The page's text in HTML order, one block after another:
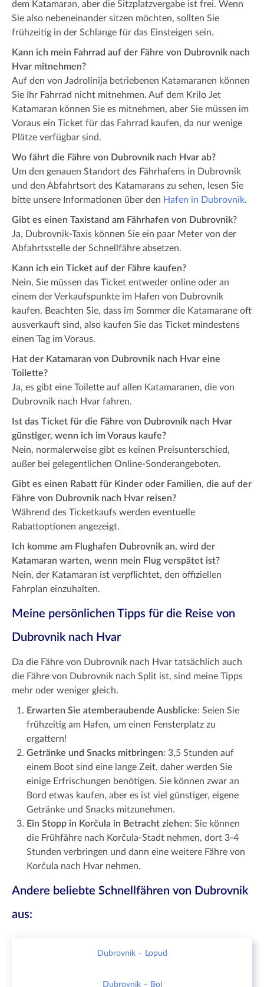
dem Katamaran, aber die Sitzplatzvergabe ist frei. Wenn
Sie also nebeneinander sitzen möchten, sollten Sie
frühzeitig in der Schlange für das Einsteigen sein.
Kann ich mein Fahrrad auf der Fähre von Dubrovnik nach
Hvar mitnehmen?
Auf den von Jadrolinija betriebenen Katamaranen können
Sie Ihr Fahrrad nicht mitnehmen. Auf dem Krilo Jet
Katamaran können Sie es mitnehmen, aber Sie müssen im
Voraus ein Ticket für das Fahrrad kaufen, da nur wenige
Plätze verfügbar sind.
Wo fährt die Fähre von Dubrovnik nach Hvar ab?
Um den genauen Standort des Fährhafens in Dubrovnik
und den Abfahrtsort des Katamarans zu sehen, lesen Sie
bitte unsere Informationen über den Hafen in Dubrovnik.
Gibt es einen Taxistand am Fährhafen von Dubrovnik?
Ja, Dubrovnik-Taxis können Sie ein paar Meter von der
Abfahrtsstelle der Schnellfähre absetzen.
Kann ich ein Ticket auf der Fähre kaufen?
Nein, Sie müssen das Ticket entweder online oder an
einem der Verkaufspunkte im Hafen von Dubrovnik
kaufen. Beachten Sie, dass im Sommer die Katamarane oft
ausverkauft sind, also kaufen Sie das Ticket mindestens
einen Tag im Voraus.
Hat der Katamaran von Dubrovnik nach Hvar eine
Toilette?
Ja, es gibt eine Toilette auf allen Katamaranen, die von
Dubrovnik nach Hvar fahren.
Ist das Ticket für die Fähre von Dubrovnik nach Hvar
günstiger, wenn ich im Voraus kaufe?
Nein, normalerweise gibt es keinen Preisunterschied,
außer bei gelegentlichen Online-Sonderangeboten.
Gibt es einen Rabatt für Kinder oder Familien, die auf der
Fähre von Dubrovnik nach Hvar reisen?
Während des Ticketkaufs werden eventuelle
Rabattoptionen angezeigt.
Ich komme am Flughafen Dubrovnik an, wird der
Katamaran warten, wenn mein Flug verspätet ist?
Nein, der Katamaran ist verpflichtet, den offiziellen
Fahrplan einzuhalten.
Meine persönlichen Tipps für die Reise von
Dubrovnik nach Hvar
Da die Fähre von Dubrovnik nach Hvar tatsächlich auch
die Fähre von Dubrovnik nach Split ist, sind meine Tipps
mehr oder weniger gleich.
Erwarten Sie atemberaubende Ausblicke: Seien Sie
frühzeitig am Hafen, um einen Fensterplatz zu
ergattern!
Getränke und Snacks mitbringen: 3,5 Stunden auf
einem Boot sind eine lange Zeit, daher werden Sie
einige Erfrischungen benötigen. Sie können zwar an
Bord etwas kaufen, aber es ist viel günstiger, eigene
Getränke und Snacks mitzunehmen.
Ein Stopp in Korčula in Betracht ziehen: Sie können
die Frühfähre nach Korčula-Stadt nehmen, dort 3-4
Stunden verbringen und dann eine weitere Fähre von
Korčula nach Hvar nehmen.
Andere beliebte Schnellfähren von Dubrovnik
aus:
Dubrovnik – Lopud
Dubrovnik – Bol